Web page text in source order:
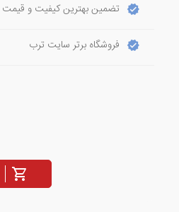
تضمین بهترین کیفیت و قیمت
فروشگاه برتر سایت ترب